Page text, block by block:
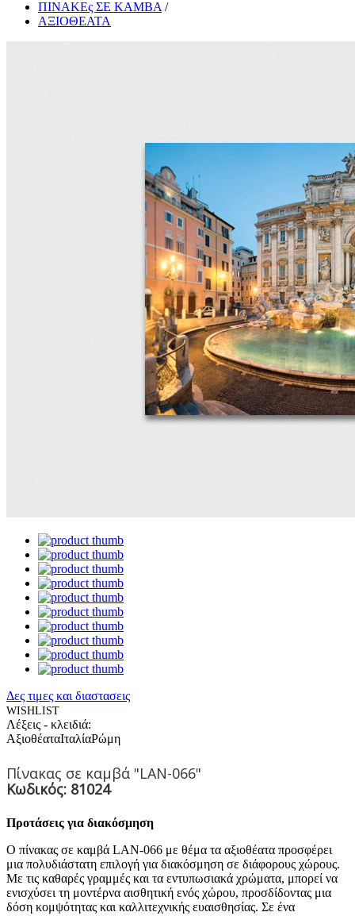
ΠΙΝΑΚΕς ΣΕ ΚΑΜΒΑ /
ΑΞΙΟΘΕΑΤΑ
Δες τιμες και διαστασεις
WISHLIST
Λέξεις - κλειδιά:
ΑξιοθέαταΙταλίαΡώμη
Πίνακας σε καμβά "LAN-066"
Κωδικός: 81024
Προτάσεις για διακόσμηση
Ο πίνακας σε καμβά LAN-066 με θέμα τα αξιοθέατα προσφέρει
μια πολυδιάστατη επιλογή για διακόσμηση σε διάφορους χώρους.
Με τις καθαρές γραμμές και τα εντυπωσιακά χρώματα, μπορεί να
ενισχύσει τη μοντέρνα αισθητική ενός χώρου, προσδίδοντας μια
δόση κομψότητας και καλλιτεχνικής ευαισθησίας. Σε ένα